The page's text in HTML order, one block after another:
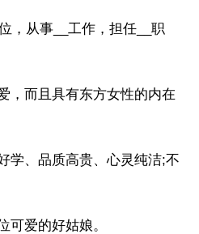
，从事__工作，担任__职
，而且具有东方女性的内在
学、品质高贵、心灵纯洁;不
可爱的好姑娘。